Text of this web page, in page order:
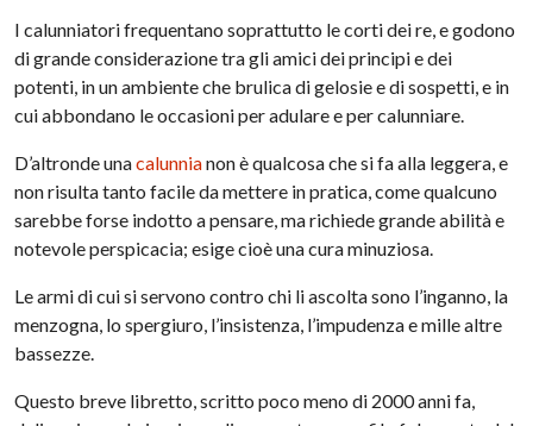
I calunniatori frequentano soprattutto le corti dei re, e godono
di grande considerazione tra gli amici dei principi e dei
potenti, in un ambiente che brulica di gelosie e di sospetti, e in
cui abbondano le occasioni per adulare e per calunniare.
D’altronde unacalunnianon è qualcosa che si fa alla leggera, e
non risulta tanto facile da mettere in pratica, come qualcuno
sarebbe forse indotto a pensare, ma richiede grande abilità e
notevole perspicacia; esige cioè una cura minuziosa.
Le armi di cui si servono contro chi li ascolta sono l’inganno, la
menzogna, lo spergiuro, l’insistenza, l’impudenza e mille altre
bassezze.
Questo breve libretto, scritto poco meno di 2000 anni fa,